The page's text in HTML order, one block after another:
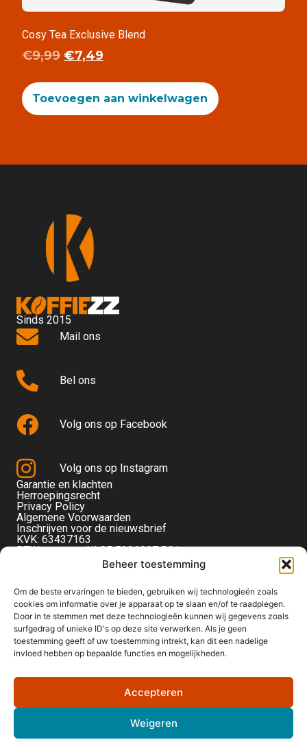
Beheer toestemming
Om de beste ervaringen te bieden, gebruiken wij technologieën zoals
cookies om informatie over je apparaat op te slaan en/of te raadplegen.
Door in te stemmen met deze technologieën kunnen wij gegevens zoals
surfgedrag of unieke ID's op deze site verwerken. Als je geen
toestemming geeft of uw toestemming intrekt, kan dit een nadelige
invloed hebben op bepaalde functies en mogelijkheden.
Accepteren
Weigeren
Cosy Tea Exclusive Blend
€9,99 €7,49
Toevoegen aan winkelwagen
Sinds 2015
Mail ons
Bel ons
Volg ons op Facebook
Volg ons op Instagram
Garantie en klachten
Herroepingsrecht
Privacy Policy
Algemene Voorwaarden
Inschrijven voor de nieuwsbrief
KVK: 63437163
BTW-nummer: NL85 5236097 B01
Monteverdistraat 56
2901KE Capelle aan den IJssel